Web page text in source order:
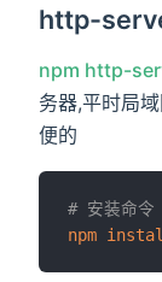
http-
npm http-
务器,平时局
便的
# 安装命令
npm